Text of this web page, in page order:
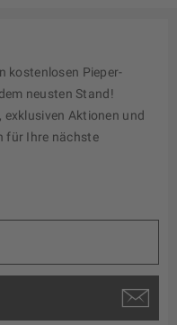
kostenlosen Pieper-
neusten Stand!
Aktionen und
für Ihre nächste